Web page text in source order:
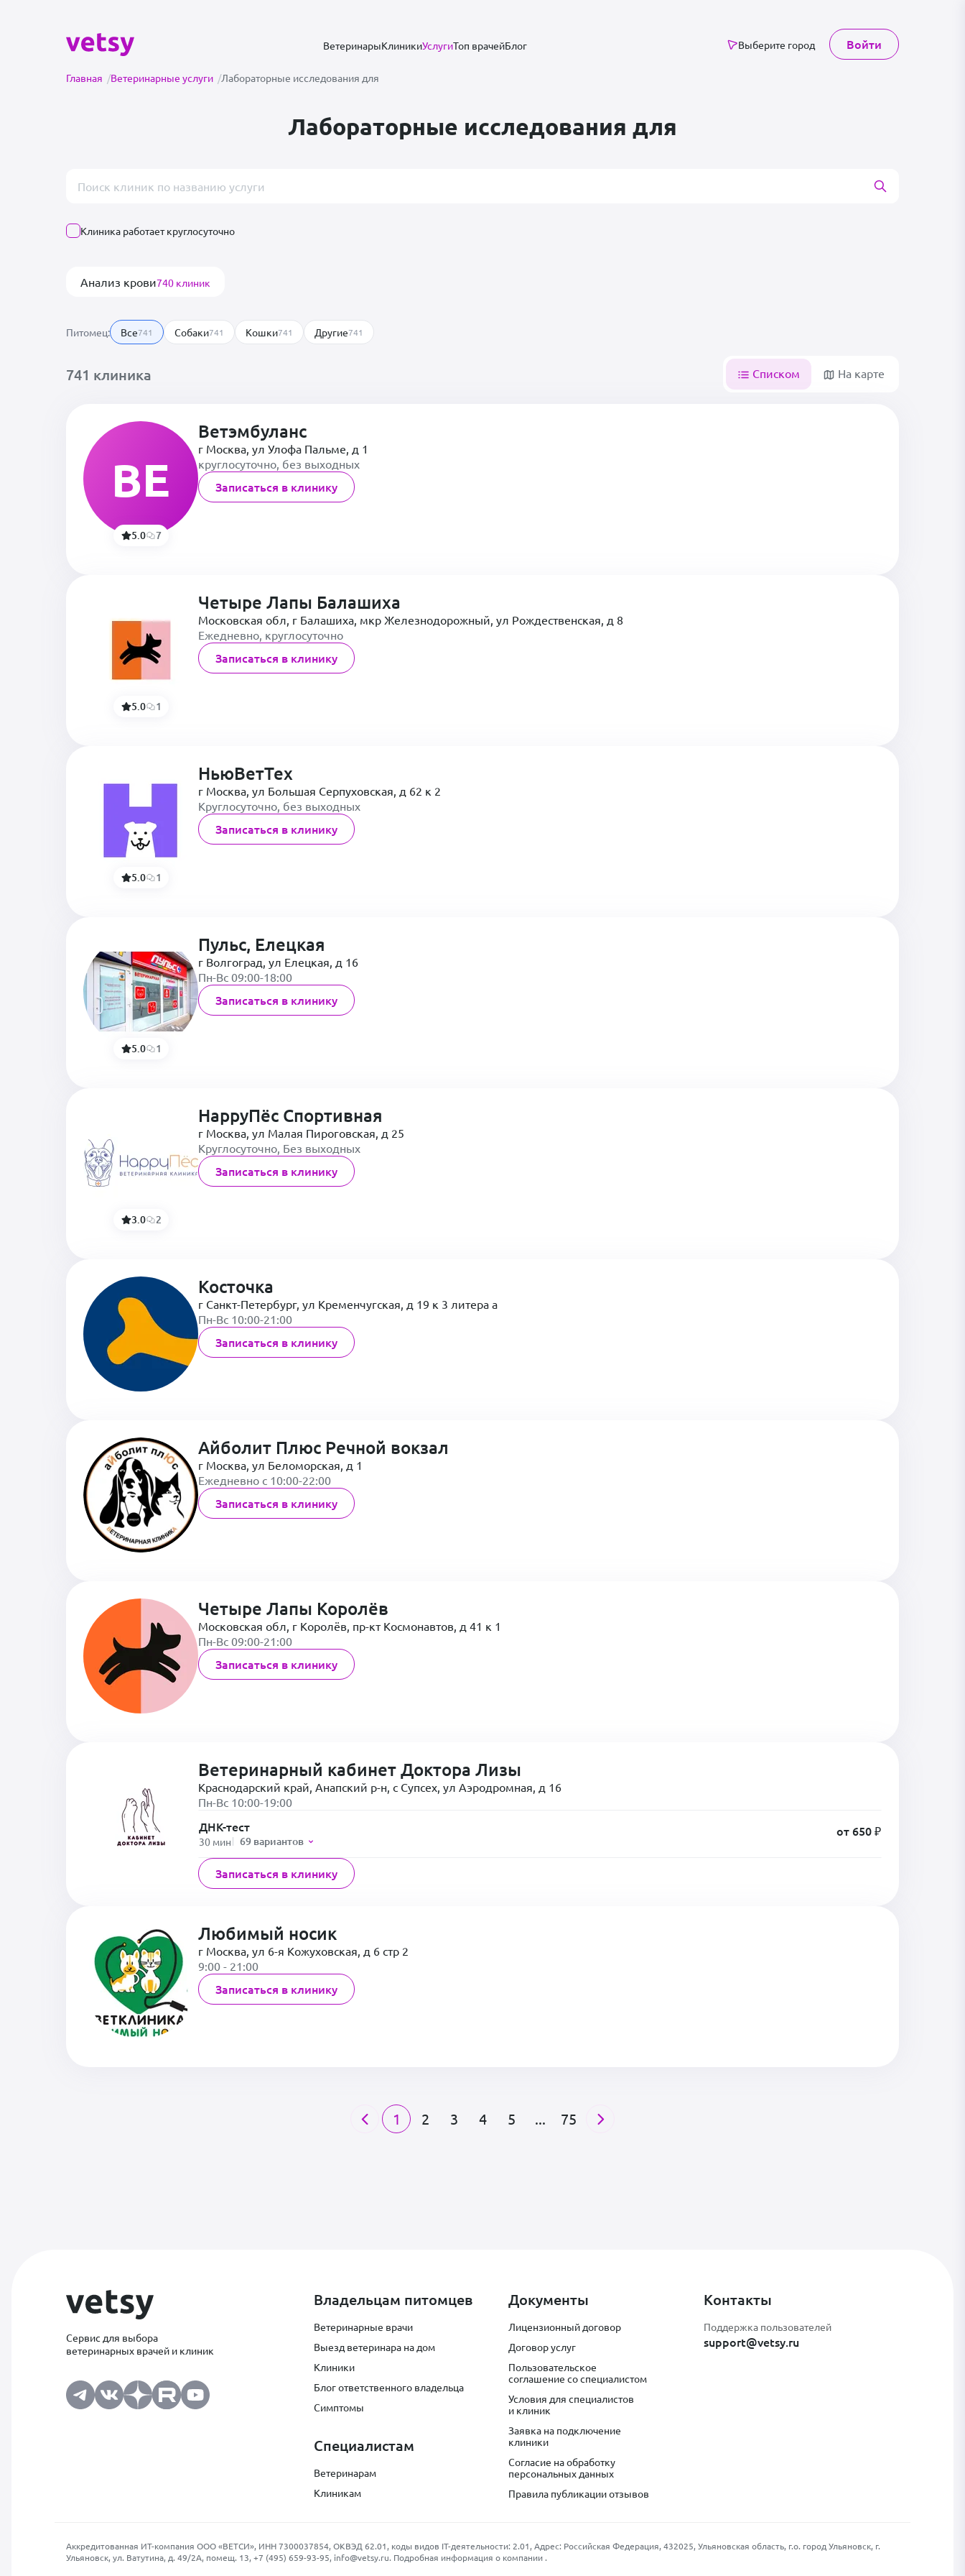
ВетеринарыКлиникиУслугиТоп врачейБлог Выберите город Войти
Главная /Ветеринарные услуги /Лабораторные исследования для
Лабораторные исследования для
Клиника работает круглосуточно
Анализ крови740 клиник
Питомец: Все741 Собаки741 Кошки741 Другие741
741 клиника Списком На карте
ВЕ
5.0 7
Ветэмбуланс
г Москва, ул Улофа Пальме, д 1
круглосуточно, без выходных
Записаться в клинику
5.0 1
Четыре Лапы Балашиха
Московская обл, г Балашиха, мкр Железнодорожный, ул Рождественская, д 8
Ежедневно, круглосуточно
Записаться в клинику
5.0 1
НьюВетТех
г Москва, ул Большая Серпуховская, д 62 к 2
Круглосуточно, без выходных
Записаться в клинику
5.0 1
Пульс, Елецкая
г Волгоград, ул Елецкая, д 16
Пн-Вс 09:00-18:00
Записаться в клинику
3.0 2
HappyПёс Спортивная
г Москва, ул Малая Пироговская, д 25
Круглосуточно, Без выходных
Записаться в клинику
Косточка
г Санкт-Петербург, ул Кременчугская, д 19 к 3 литера а
Пн-Вс 10:00-21:00
Записаться в клинику
Айболит Плюс Речной вокзал
г Москва, ул Беломорская, д 1
Ежедневно с 10:00-22:00
Записаться в клинику
Четыре Лапы Королёв
Московская обл, г Королёв, пр-кт Космонавтов, д 41 к 1
Пн-Вс 09:00-21:00
Записаться в клинику
Ветеринарный кабинет Доктора Лизы
Краснодарский край, Анапский р-н, с Супсех, ул Аэродромная, д 16
Пн-Вс 10:00-19:00
ДНК-тест
30 мин 69 вариантов
от 650 ₽
Записаться в клинику
Любимый носик
г Москва, ул 6-я Кожуховская, д 6 стр 2
9:00 - 21:00
Записаться в клинику
1 2 3 4 5 ... 75
Сервис для выбора
ветеринарных врачей и клиник
Владельцам питомцев
Ветеринарные врачи
Выезд ветеринара на дом
Клиники
Блог ответственного владельца
Симптомы
Специалистам
Ветеринарам
Клиникам
Документы
Лицензионный договор
Договор услуг
Пользовательское
соглашение со специалистом
Условия для специалистов
и клиник
Заявка на подключение
клиники
Согласие на обработку
персональных данных
Правила публикации отзывов
Контакты
Поддержка пользователей
support@vetsy.ru
Аккредитованная ИТ-компания ООО «ВЕТСИ», ИНН 7300037854, ОКВЭД 62.01, коды видов IT-деятельности: 2.01, Адрес: Российская Федерация, 432025, Ульяновская область, г.о. город Ульяновск, г.
Ульяновск, ул. Ватутина, д. 49/2А, помещ. 13, +7 (495) 659-93-95, info@vetsy.ru. Подробная информация о компании.